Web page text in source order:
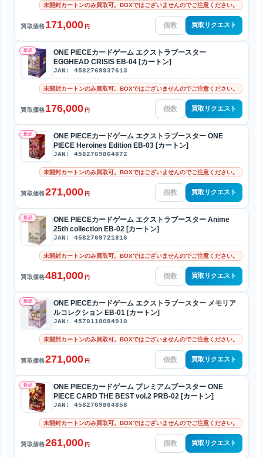
未開封カートンのみ買取可。BOXではございませんのでご注意ください。
買取価格171,000 円 買取リクエスト
新品
ONE PIECEカードゲーム エクストラブースター
EGGHEAD CRISIS EB-04 [カートン]
JAN: 4582769937613
未開封カートンのみ買取可。BOXではございませんのでご注意ください。
買取価格176,000 円 買取リクエスト
新品
ONE PIECEカードゲーム エクストラブースター ONE
PIECE Heroines Edition EB-03 [カートン]
JAN: 4582769864872
未開封カートンのみ買取可。BOXではございませんのでご注意ください。
買取価格271,000 円 買取リクエスト
新品
ONE PIECEカードゲーム エクストラブースター Anime
25th collection EB-02 [カートン]
JAN: 4582769721816
未開封カートンのみ買取可。BOXではございませんのでご注意ください。
買取価格481,000 円 買取リクエスト
新品
ONE PIECEカードゲーム エクストラブースター メモリア
ルコレクション EB-01 [カートン]
JAN: 4570118084910
未開封カートンのみ買取可。BOXではございませんのでご注意ください。
買取価格271,000 円 買取リクエスト
新品
ONE PIECEカードゲーム プレミアムブースター ONE
PIECE CARD THE BEST vol.2 PRB-02 [カートン]
JAN: 4582769864858
未開封カートンのみ買取可。BOXではございませんのでご注意ください。
買取価格261,000 円 買取リクエスト